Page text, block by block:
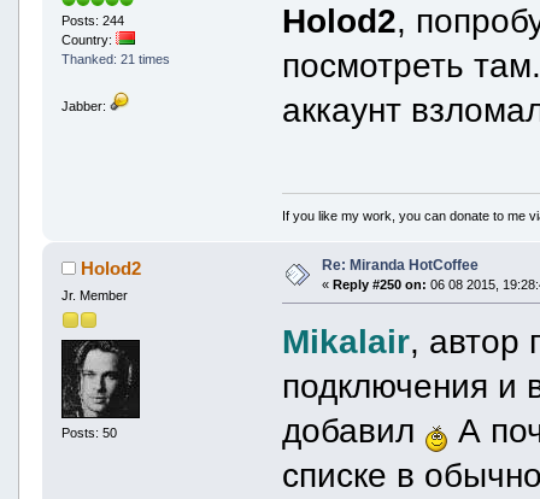
Posts: 244
Country:
Thanked: 21 times
Jabber:
Holod2,
посмотреть
аккаунт
If you like my work, you can donate to me
Holod2
Jr. Member
Posts: 50
Re: Miranda HotCoffee
« Reply #250 on: 06 08 2015,
Mikalair, автор
подключения и
добавил
А
списке в